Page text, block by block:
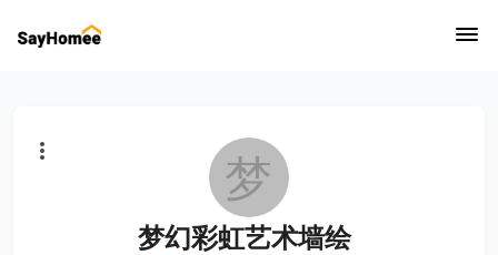
梦
梦幻彩虹艺术墙绘